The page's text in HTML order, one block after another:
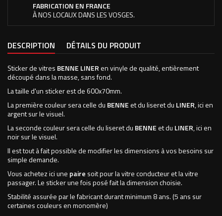
FABRICATION EN FRANCE
À NOS LOCAUX DANS LES VOSGES.
DESCRIPTION DÉTAILS DU PRODUIT
Sticker de vitres BENNE LINER en vinyle de qualité, entièrement
découpé dans la masse, sans fond.
La taille d'un sticker est de 600x70mm.
La première couleur sera celle du BENNE et du liseret du LINER, ici en
argent sur le visuel.
La seconde couleur sera celle du liseret du BENNE et du LINER, ici en
noir sur le visuel.
Il est tout à fait possible de modifier les dimensions à vos besoins sur
simple demande.
Vous achetez ici une paire soit pour la vitre conducteur et la vitre
passager. Le sticker une fois posé fait la dimension choisie.
Stabilité assurée par le fabricant durant minimum 8 ans. (5 ans sur
certaines couleurs en monomère)